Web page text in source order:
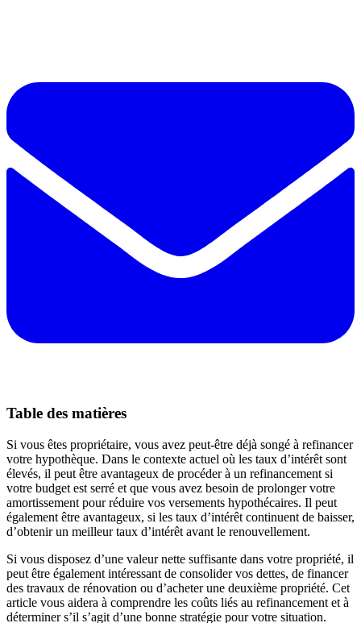
Table des matières
Si vous êtes propriétaire, vous avez peut-être déjà songé à refinancer
votre hypothèque. Dans le contexte actuel où les taux d’intérêt sont
élevés, il peut être avantageux de procéder à un refinancement si
votre budget est serré et que vous avez besoin de prolonger votre
amortissement pour réduire vos versements hypothécaires. Il peut
également être avantageux, si les taux d’intérêt continuent de baisser,
d’obtenir un meilleur taux d’intérêt avant le renouvellement.
Si vous disposez d’une valeur nette suffisante dans votre propriété, il
peut être également intéressant de consolider vos dettes, de financer
des travaux de rénovation ou d’acheter une deuxième propriété. Cet
article vous aidera à comprendre les coûts liés au refinancement et à
déterminer s’il s’agit d’une bonne stratégie pour votre situation.